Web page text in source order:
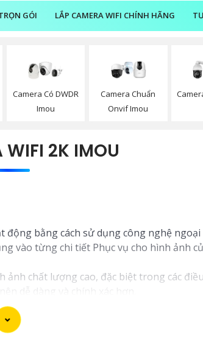
GÓI LẮP CAMERA WIFI CHÍNH HÃNG
Camera Có DWDR
Imou
Camera Chuẩn
Onvif Imou
WIFI 2K IMOU
bằng cách sử dụng công nghệ
vào từng chi tiết Phục vụ cho hình ảnh
chất lượng cao, đặc biệt trong các
dễ dàng và chính xác hơn.